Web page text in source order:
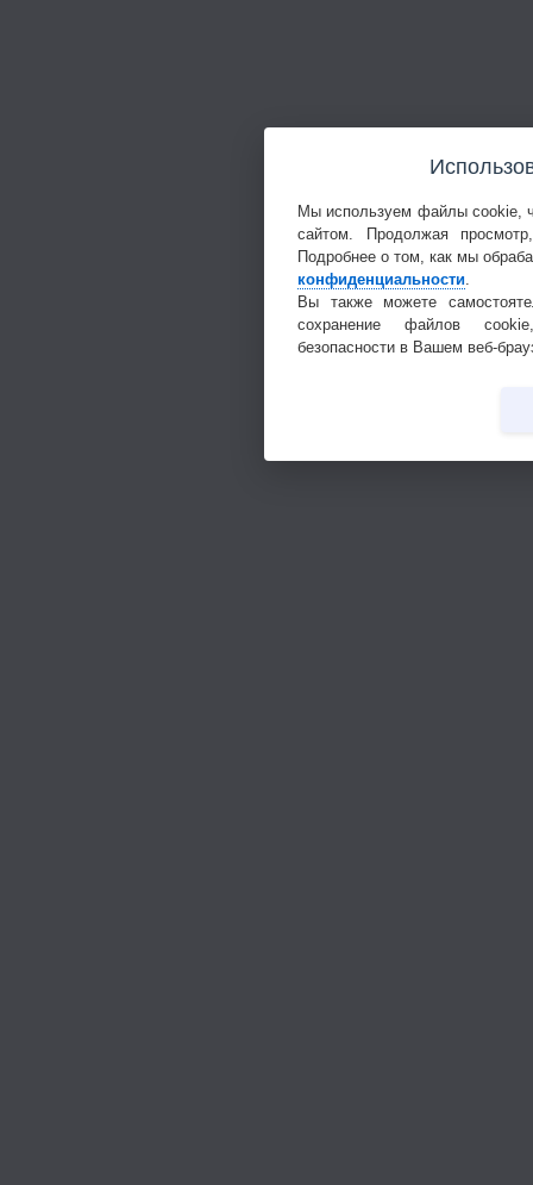
Мы используем файлы cookie,
сайтом. Продолжая
Подробнее о том, как мы
конфиденциальности.
Вы также можете
сохранение файлов
безопасности в Вашем веб-